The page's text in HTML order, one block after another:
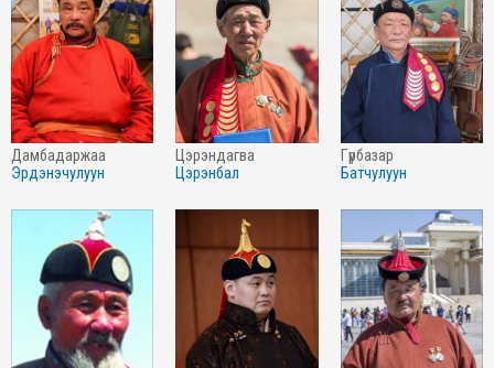
дамбадаржаа
эрдэнэчулуун
цэрэндагва
цэрэнбал
гүрбазар
батчулуун